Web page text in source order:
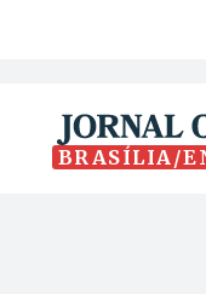
BRASÍLIA/